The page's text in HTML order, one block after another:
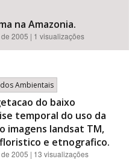
na Amazonia.
2005 | 1 visualizações
Ambientais
do baixo
temporal do uso da
imagens landsat TM,
e etnografico.
2005 | 13 visualizações